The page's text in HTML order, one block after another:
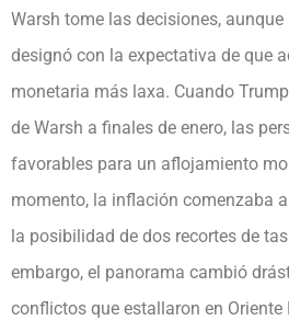
Warsh tome las decisiones,
designó con la expectativa de que
monetaria más laxa. Cuando
de Warsh a finales de enero, las
favorables para un aflojamiento
momento, la inflación comenzaba
la posibilidad de dos recortes de
embargo, el panorama cambió
conflictos que estallaron en Oriente